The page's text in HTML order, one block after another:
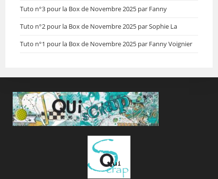
Tuto n°3 pour la Box de Novembre 2025 par Fanny
Tuto n°2 pour la Box de Novembre 2025 par Sophie La
Tuto n°1 pour la Box de Novembre 2025 par Fanny Voignier